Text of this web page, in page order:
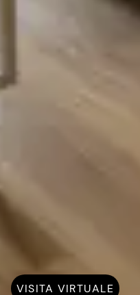
VISITA VIRTUALE